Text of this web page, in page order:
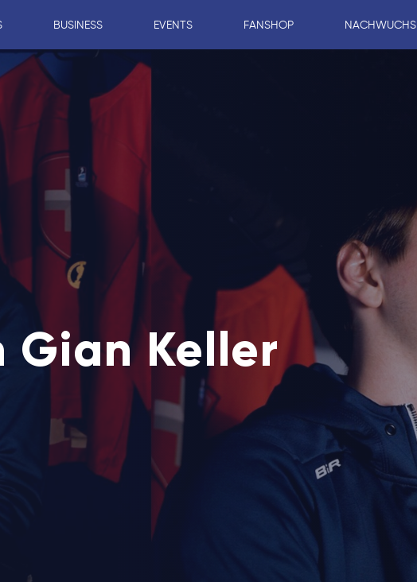
BUSINESS EVENTS FANSHOP NACHWUCHS
Gian Keller